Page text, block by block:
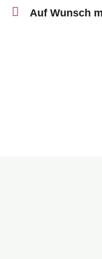
Auf Wunsch